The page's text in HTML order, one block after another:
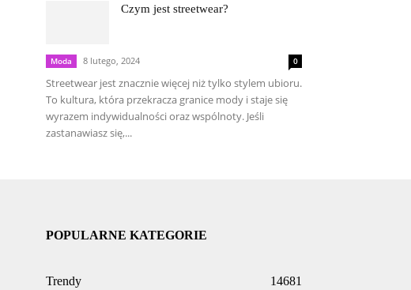
Czym jest streetwear?
Moda 8 lutego, 2024 0
Streetwear jest znacznie więcej niż tylko stylem ubioru.
To kultura, która przekracza granice mody i staje się
wyrazem indywidualności oraz wspólnoty. Jeśli
zastanawiasz się,...
POPULARNE KATEGORIE
Trendy
14681